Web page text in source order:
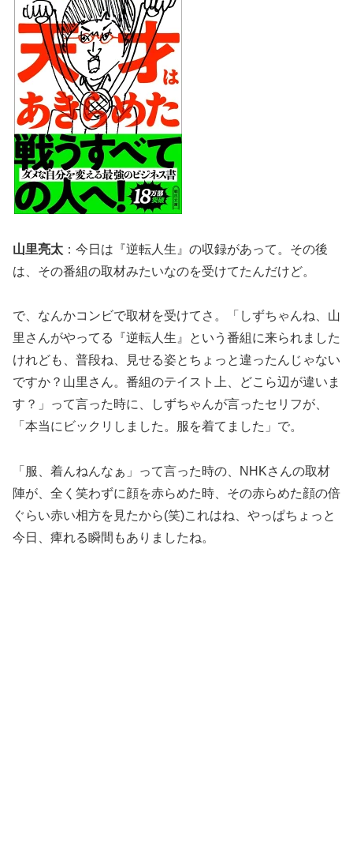
山里亮太 ：今日は『逆転人生』の収録があって。その後
は、その番組の取材みたいなのを受けてたんだけど。
で、なんかコンビで取材を受けてさ。「しずちゃんね、山
里さんがやってる『逆転人生』という番組に来られました
けれども、普段ね、見せる姿とちょっと違ったんじゃない
ですか？山里さん。番組のテイスト上、どこら辺が違いま
す？」って言った時に、しずちゃんが言ったセリフが、
「本当にビックリしました。服を着てました」で。
「服、着んねんなぁ」って言った時の、NHKさんの取材
陣が、全く笑わずに顔を赤らめた時、その赤らめた顔の倍
ぐらい赤い相方を見たから(笑)これはね、やっぱちょっと
今日、痺れる瞬間もありましたね。